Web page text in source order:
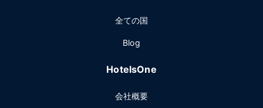
全ての国
Blog
HotelsOne
会社概要